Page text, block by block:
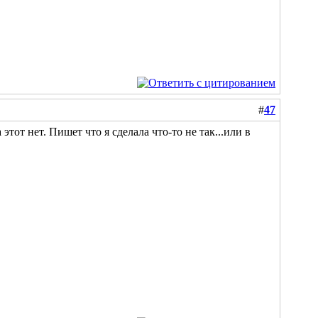
#47
нет. Пишет что я сделала что-то не так...или в